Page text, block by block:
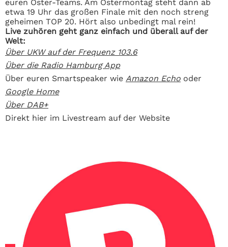
euren Oster-Teams. Am Ostermontag steht dann ab
etwa 19 Uhr das großen Finale mit den noch streng
geheimen TOP 20. Hört also unbedingt mal rein!
Live zuhören geht ganz einfach und überall auf der
Welt:
Über UKW auf der Frequenz 103.6
Über die Radio Hamburg App
Über euren Smartspeaker wie Amazon Echo oder
Google Home
Über DAB+
Direkt hier im Livestream auf der Website